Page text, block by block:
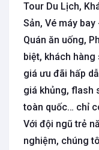
Tour Du Lịch,
Sản, Vé máy
Quán ăn uống,
biệt, khách
giá ưu đãi hấp
giá khủng, flash
toàn quốc… chỉ
Với đội ngũ trẻ
nghiệm, chúng